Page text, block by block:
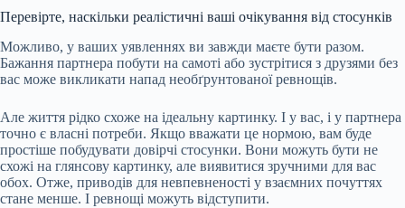
Перевірте, наскільки реалістичні ваші очікування від стосунків
Можливо, у ваших уявленнях ви завжди маєте бути разом.
Бажання партнера побути на самоті або зустрітися з друзями без
вас може викликати напад необґрунтованої ревнощів.
Але життя рідко схоже на ідеальну картинку. І у вас, і у партнера
точно є власні потреби. Якщо вважати це нормою, вам буде
простіше побудувати довірчі стосунки. Вони можуть бути не
схожі на глянсову картинку, але виявитися зручними для вас
обох. Отже, приводів для невпевненості у взаємних почуттях
стане менше. І ревнощі можуть відступити.